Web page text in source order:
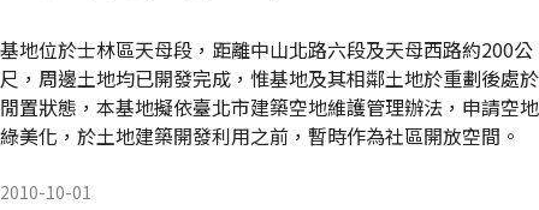
基地位於士林區天母段，距離中山北路六段及天母西路約200公
尺，周邊土地均已開發完成，惟基地及其相鄰土地於重劃後處於
閒置狀態，本基地擬依臺北市建築空地維護管理辦法，申請空地
綠美化，於土地建築開發利用之前，暫時作為社區開放空間。
2010-10-01